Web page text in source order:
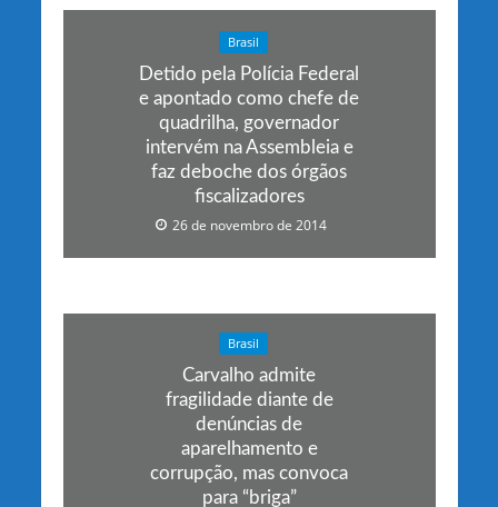
Brasil
Detido pela Polícia Federal
e apontado como chefe de
quadrilha, governador
intervém na Assembleia e
faz deboche dos órgãos
fiscalizadores
26 de novembro de 2014
Brasil
Carvalho admite
fragilidade diante de
denúncias de
aparelhamento e
corrupção, mas convoca
para “briga”